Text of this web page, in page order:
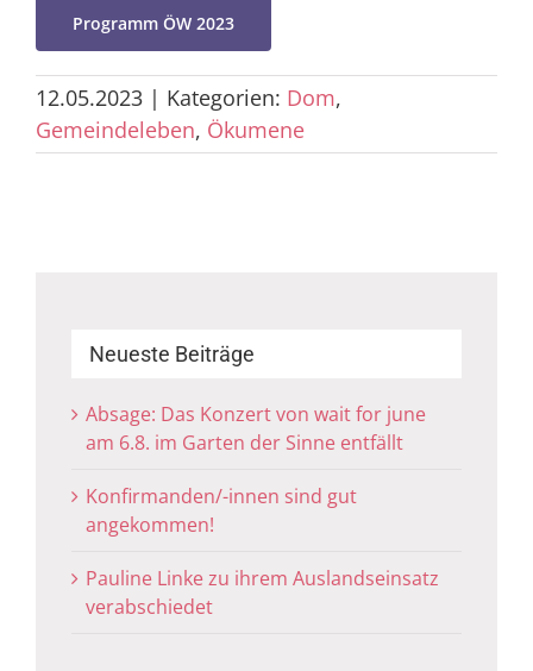
Programm ÖW 2023
12.05.2023 | Kategorien: Dom,
Gemeindeleben, Ökumene
Neueste Beiträge
Absage: Das Konzert von wait for june
am 6.8. im Garten der Sinne entfällt
Konfirmanden/-innen sind gut
angekommen!
Pauline Linke zu ihrem Auslandseinsatz
verabschiedet